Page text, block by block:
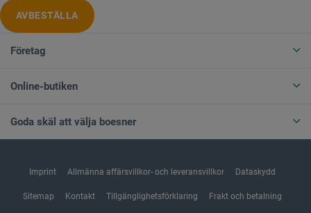
AVBESTÄLLA
Företag
Online-butiken
Goda skäl att välja boesner
Imprint Allmänna affärsvillkor- och leveransvillkor Dataskydd
Sitemap Kontakt Tillgänglighetsförklaring Frakt och betalning